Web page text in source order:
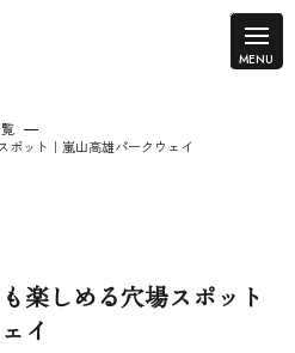
ポット｜嵐山高雄パークウェイ
楽しめる穴場スポット
イ